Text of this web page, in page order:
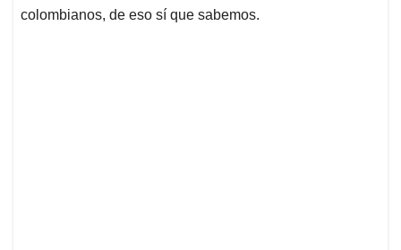
colombianos, de eso sí que sabemos.